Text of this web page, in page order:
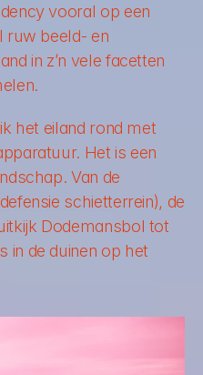
vooral op een
ruw beeld- en
in z’n vele facetten
het eiland rond met
Het is een
Van de
schietterrein), de
Dodemansbol tot
in de duinen op het